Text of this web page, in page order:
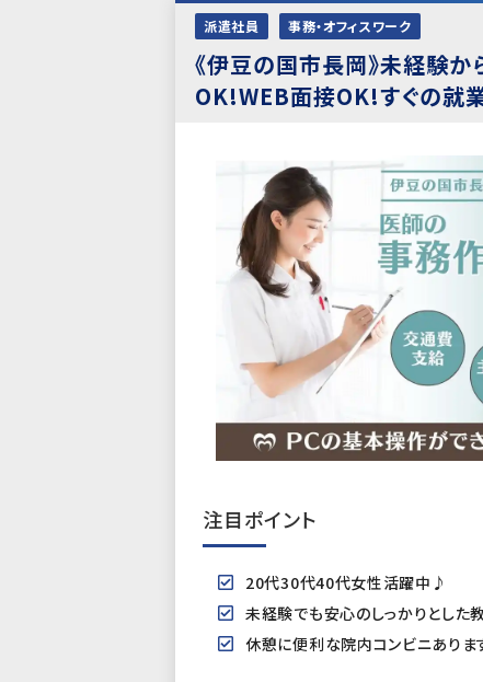
派遣社員 事務・オフィスワーク
《伊豆の国市長岡》未経験
OK!WEB面接OK!すぐの就
注目ポイント
20代30代40代女性活躍中♪
未経験でも安心のしっかりとした
休憩に便利な院内コンビニありま